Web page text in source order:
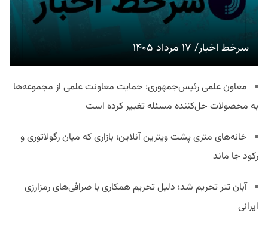
سرخط اخبار/ ۱۷ مرداد ۱۴۰۵
معاون علمی رئیس‌جمهوری: حمایت معاونت علمی از مجموعه‌ها
به محصولات حل‌کننده مسئله تغییر کرده است
خانه‌های متری پشت ویترین آنلاین؛ بازاری که میان رگولاتوری و
رکود جا ماند
آبان تتر تحریم شد؛ دلیل تحریم همکاری با صرافی‌های رمزارزی
ایرانی